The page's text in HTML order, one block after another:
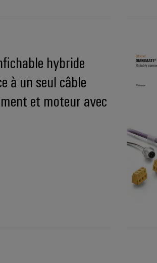
hybride
à un seul câble
et moteur avec